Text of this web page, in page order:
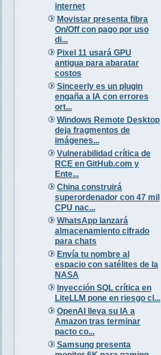
internet
Movistar presenta fibra
On/Off con pago por uso
di...
Pixel 11 usará GPU
antigua para abaratar
costos
Sinceerly es un plugin
engaña a IA con errores
ort...
Windows Remote Desktop
deja fragmentos de
imágenes...
Vulnerabilidad crítica de
RCE en GitHub.com y
Ente...
China construirá
superordenador con 47 mil
CPU nac...
WhatsApp lanzará
almacenamiento cifrado
para chats
Envía tu nombre al
espacio con satélites de la
NASA
Inyección SQL crítica en
LiteLLM pone en riesgo cl...
OpenAI lleva su IA a
Amazon tras terminar
pacto co...
Samsung presenta